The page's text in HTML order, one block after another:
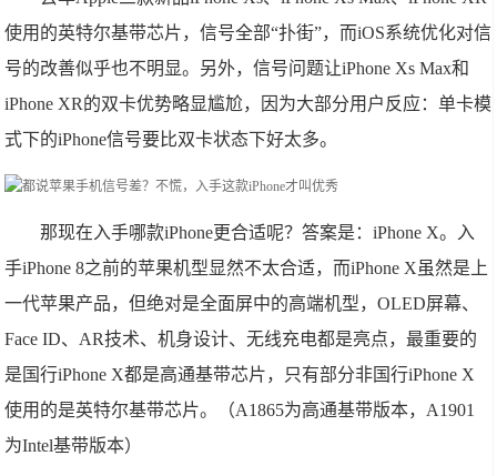
使用的英特尔基带芯片，信号全部“扑街”，而iOS系统优化对信
号的改善似乎也不明显。另外，信号问题让iPhone Xs Max和
iPhone XR的双卡优势略显尴尬，因为大部分用户反应：单卡模
式下的iPhone信号要比双卡状态下好太多。
那现在入手哪款iPhone更合适呢？答案是：iPhone X。入
手iPhone 8之前的苹果机型显然不太合适，而iPhone X虽然是上
一代苹果产品，但绝对是全面屏中的高端机型，OLED屏幕、
Face ID、AR技术、机身设计、无线充电都是亮点，最重要的
是国行iPhone X都是高通基带芯片，只有部分非国行iPhone X
使用的是英特尔基带芯片。（A1865为高通基带版本，A1901
为Intel基带版本）